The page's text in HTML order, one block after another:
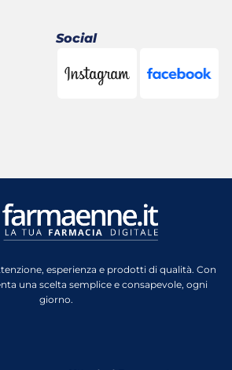
Social
esperienza e prodotti di qualità. Con
una scelta semplice e consapevole, ogni
giorno.